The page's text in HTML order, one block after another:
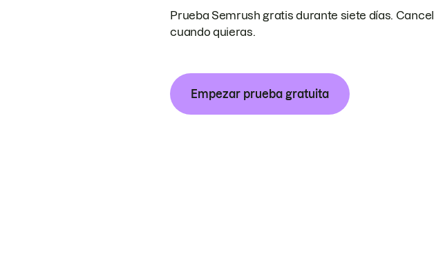
Prueba Semrush gratis durante siete días.
cuando quieras.
Empezar prueba gratuita